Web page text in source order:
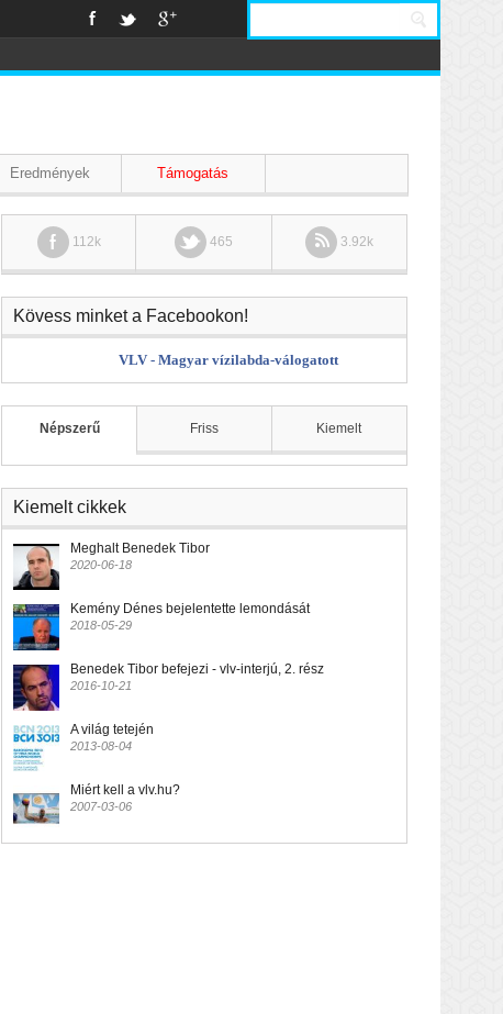
Eredmények Támogatás
112k 465 3.92k
Kövess minket a Facebookon!
VLV - Magyar vízilabda-válogatott
Népszerű Friss Kiemelt
Kiemelt cikkek
Meghalt Benedek Tibor
2020-06-18
Kemény Dénes bejelentette lemondását
2018-05-29
Benedek Tibor befejezi - vlv-interjú, 2. rész
2016-10-21
A világ tetején
2013-08-04
Miért kell a vlv.hu?
2007-03-06